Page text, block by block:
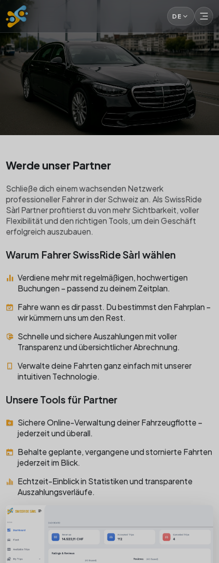
DE
Werde unser Partner
Schließe dich einem wachsenden Netzwerk
professioneller Fahrer in der Schweiz an. Als SwissRide
Sàrl Partner profitierst du von mehr Sichtbarkeit, voller
Flexibilität und den richtigen Tools, um dein Geschäft
erfolgreich auszubauen.
Warum Fahrer SwissRide Sàrl wählen
Verdiene mehr mit regelmäßigen, hochwertigen
Buchungen – passend zu deinem Zeitplan.
Fahre wann es dir passt. Du bestimmst den Fahrplan –
wir kümmern uns um den Rest.
Schnelle und sichere Auszahlungen mit voller
Transparenz und übersichtlicher Abrechnung.
Verwalte deine Fahrten ganz einfach mit unserer
intuitiven Technologie.
Unsere Tools für Partner
Sichere Online-Verwaltung deiner Fahrzeugflotte –
jederzeit und überall.
Behalte geplante, vergangene und stornierte Fahrten
jederzeit im Blick.
Echtzeit-Einblick in Statistiken und transparente
Auszahlungsverläufe.